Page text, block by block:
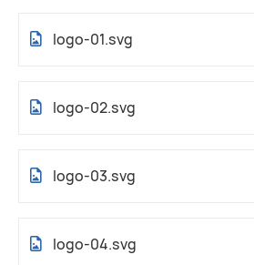
logo-01.svg
logo-02.svg
logo-03.svg
logo-04.svg